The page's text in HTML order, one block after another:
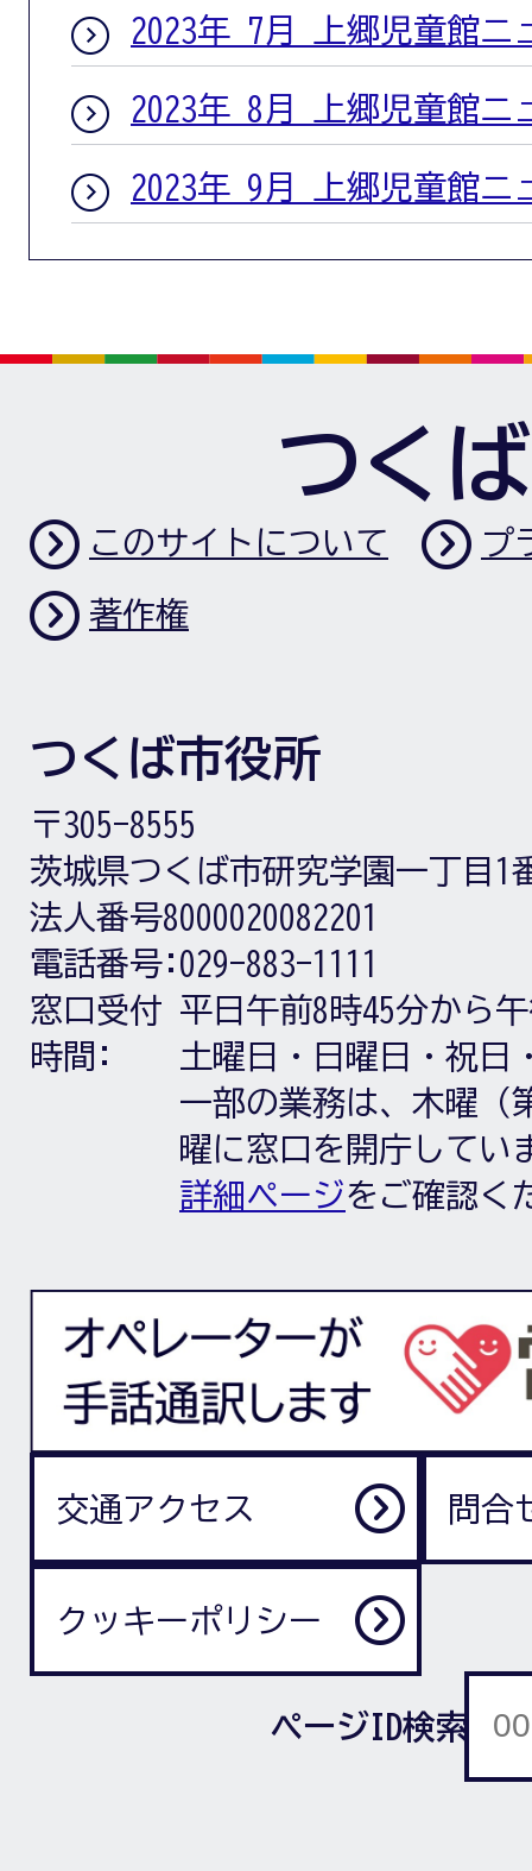
2023年 7月 上郷児童館ニ
2023年 8月 上郷児童館ニ
2023年 9月 上郷児童館ニ
つく
このサイトについて プ
著作権
つくば市役所
〒305-8555
茨城県つくば市研究学園一丁目1
法人番号8000020082201
電話番号: 029-883-1111
窓口受付
時間:
平日午前8時45分から
土曜日・日曜日・祝日
一部の業務は、木曜（
曜に窓口を開庁してい
詳細ページをご確認く
交通アクセス 問合
クッキーポリシー
ページID検索